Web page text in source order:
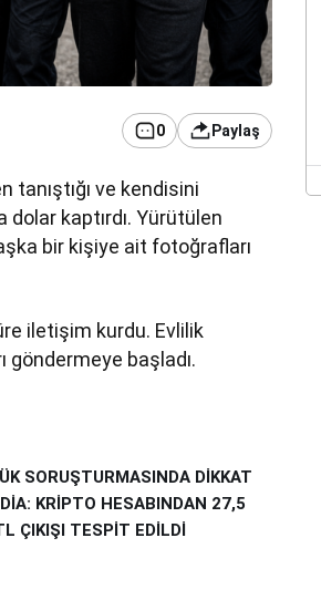
0 Paylaş
tanıştığı ve kendisini
kaptırdı. Yürütülen
bir kişiye ait fotoğrafları
iletişim kurdu. Evlilik
göndermeye başladı.
SORUŞTURMASINDA DİKKAT
KRİPTO HESABINDAN 27,5
ÇIKIŞI TESPİT EDİLDİ